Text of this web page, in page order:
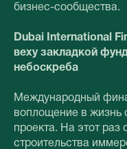
бизнес-сообщества.
Dubai International
веху закладкой
небоскреба
Международный
воплощение в жизнь
проекта. На этот раз
строительства